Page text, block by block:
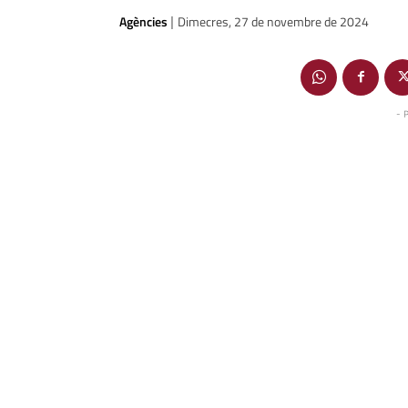
Agències | Dimecres, 27 de novembre de 2024
-